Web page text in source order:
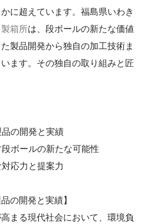
に超えています。福島県いわき
箱所は、段ボールの新たな価値
製品開発から独自の加工技術ま
ます。その独自の取り組みと匠
の開発と実績
ボールの新たな可能性
応力と提案力
の開発と実績】
まる現代社会において、環境負